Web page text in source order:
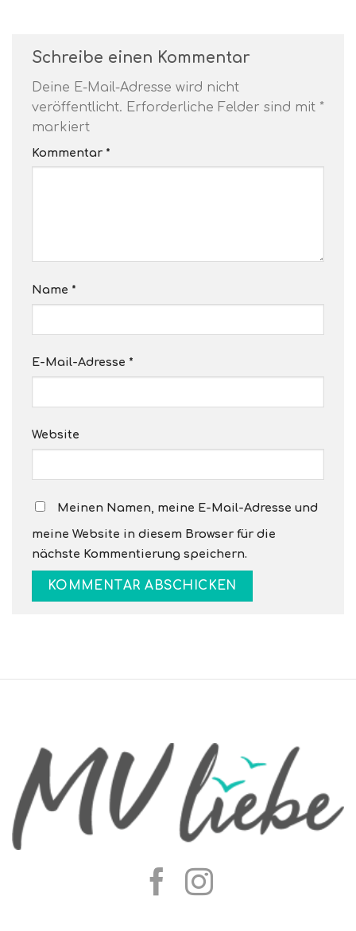
Schreibe einen Kommentar
Deine E-Mail-Adresse wird nicht
veröffentlicht. Erforderliche Felder sind mit *
markiert
Kommentar *
Name *
E-Mail-Adresse *
Website
Meinen Namen, meine E-Mail-Adresse und
meine Website in diesem Browser für die
nächste Kommentierung speichern.